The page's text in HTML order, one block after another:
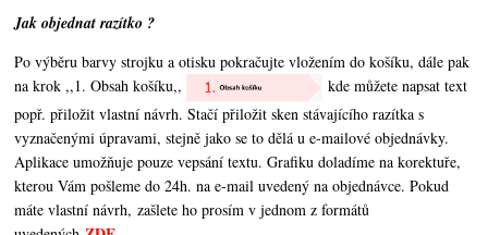
Jak objednat razítko ?
Po výběru barvy strojku a otisku pokračujte vložením do košíku, dále pak
na krok ,,1. Obsah košíku,,
kde můžete napsat text
popř. přiložit vlastní návrh. Stačí přiložit sken stávajícího razítka s
vyznačenými úpravami, stejně jako se to dělá u e-mailové objednávky.
Aplikace umožňuje pouze vepsání textu. Grafiku doladíme na korektuře,
kterou Vám pošleme do 24h. na e-mail uvedený na objednávce. Pokud
máte vlastní návrh, zašlete ho prosím v jednom z formátů